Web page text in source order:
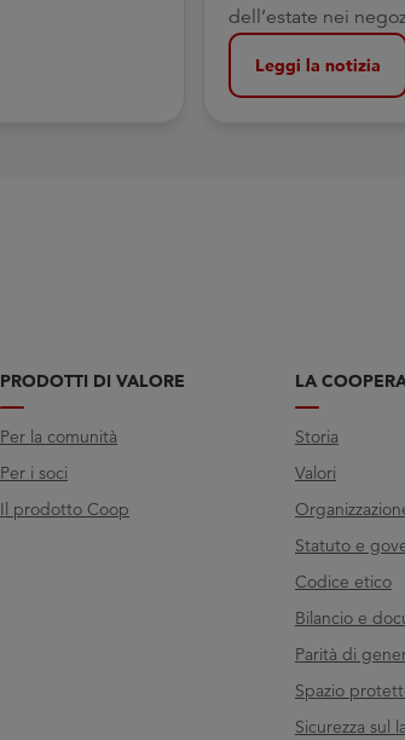
dell’estate nei
Leggi la notizia
PRODOTTI DI VALORE
Per la comunità
Per i soci
Il prodotto Coop
LA
Storia
Valori
Statuto e
Codice etico
Bilancio e
Parità di
Spazio
Sicurezza sul